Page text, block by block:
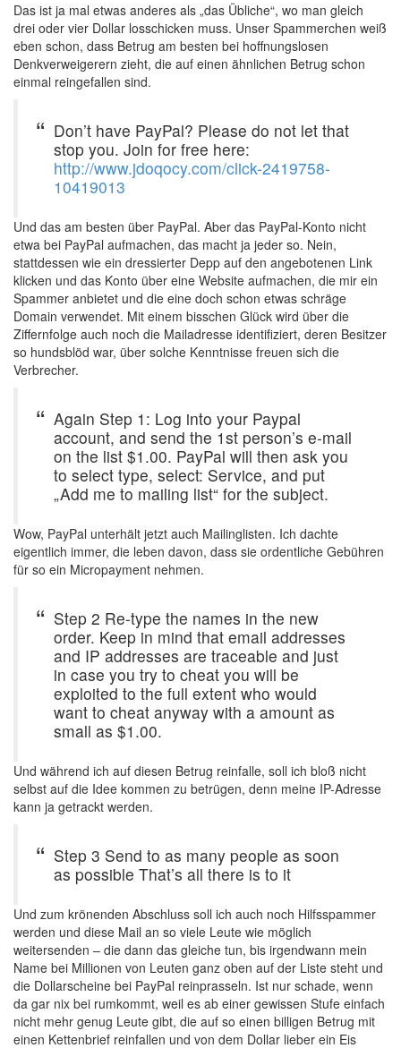
Das ist ja mal etwas anderes als „das Übliche“, wo man gleich
drei oder vier Dollar losschicken muss. Unser Spammerchen weiß
eben schon, dass Betrug am besten bei hoffnungslosen
Denkverweigerern zieht, die auf einen ähnlichen Betrug schon
einmal reingefallen sind.
Don’t have PayPal? Please do not let that
stop you. Join for free here:
http://www.jdoqocy.com/click-2419758-
10419013
Und das am besten über PayPal. Aber das PayPal-Konto nicht
etwa bei PayPal aufmachen, das macht ja jeder so. Nein,
stattdessen wie ein dressierter Depp auf den angebotenen Link
klicken und das Konto über eine Website aufmachen, die mir ein
Spammer anbietet und die eine doch schon etwas schräge
Domain verwendet. Mit einem bisschen Glück wird über die
Ziffernfolge auch noch die Mailadresse identifiziert, deren Besitzer
so hundsblöd war, über solche Kenntnisse freuen sich die
Verbrecher.
Again Step 1: Log into your Paypal
account, and send the 1st person’s e-mail
on the list $1.00. PayPal will then ask you
to select type, select: Service, and put
„Add me to mailing list“ for the subject.
Wow, PayPal unterhält jetzt auch Mailinglisten. Ich dachte
eigentlich immer, die leben davon, dass sie ordentliche Gebühren
für so ein Micropayment nehmen.
Step 2 Re-type the names in the new
order. Keep in mind that email addresses
and IP addresses are traceable and just
in case you try to cheat you will be
exploited to the full extent who would
want to cheat anyway with a amount as
small as $1.00.
Und während ich auf diesen Betrug reinfalle, soll ich bloß nicht
selbst auf die Idee kommen zu betrügen, denn meine IP-Adresse
kann ja getrackt werden.
Step 3 Send to as many people as soon
as possible That’s all there is to it
Und zum krönenden Abschluss soll ich auch noch Hilfsspammer
werden und diese Mail an so viele Leute wie möglich
weitersenden – die dann das gleiche tun, bis irgendwann mein
Name bei Millionen von Leuten ganz oben auf der Liste steht und
die Dollarscheine bei PayPal reinprasseln. Ist nur schade, wenn
da gar nix bei rumkommt, weil es ab einer gewissen Stufe einfach
nicht mehr genug Leute gibt, die auf so einen billigen Betrug mit
einen Kettenbrief reinfallen und von dem Dollar lieber ein Eis